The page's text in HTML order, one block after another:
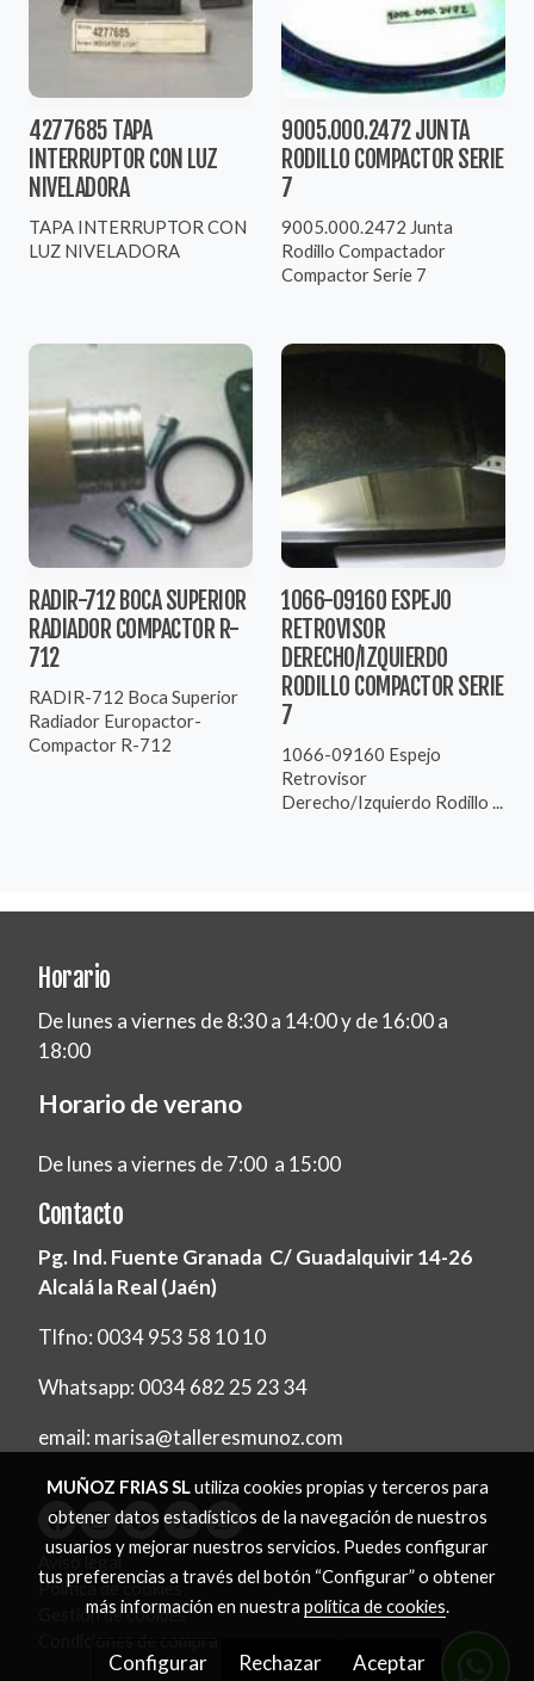
4277685 TAPA
INTERRUPTOR CON LUZ
NIVELADORA
TAPA INTERRUPTOR CON
LUZ NIVELADORA
9005.000.2472 JUNTA
RODILLO COMPACTOR SERIE
7
9005.000.2472 Junta
Rodillo Compactador
Compactor Serie 7
RADIR-712 BOCA SUPERIOR
RADIADOR COMPACTOR R-
712
RADIR-712 Boca Superior
Radiador Europactor-
Compactor R-712
1066-09160 ESPEJO
RETROVISOR
DERECHO/IZQUIERDO
RODILLO COMPACTOR SERIE
7
1066-09160 Espejo
Retrovisor
Derecho/Izquierdo Rodillo ...
Horario
De lunes a viernes de 8:30 a 14:00 y de 16:00 a
18:00
Horario de verano
De lunes a viernes de 7:00 a 15:00
Contacto
Pg. Ind. Fuente Granada C/ Guadalquivir 14-26
Alcalá la Real (Jaén)
Tlfno: 0034 953 58 10 10
Whatsapp: 0034 682 25 23 34
email: marisa@talleresmunoz.com
Aviso legal
Política de cookies
Gestión de cookies
MUÑOZ FRIAS SLutiliza cookies propias y terceros para
obtener datos estadísticos de la navegación de nuestros
usuarios y mejorar nuestros servicios. Puedes configurar
tus preferencias a través del botón “Configurar” o obtener
más información en nuestra política de cookies.
Configurar Rechazar Aceptar